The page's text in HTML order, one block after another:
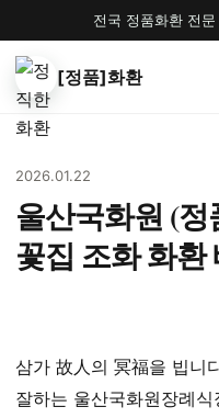
전국 정품화환 전
[정품]화환
2026.01.22
울산국화원 (
꽃집 조화 화환
삼가 故人의 冥福을 빕니
잘하는 울산국화원장례